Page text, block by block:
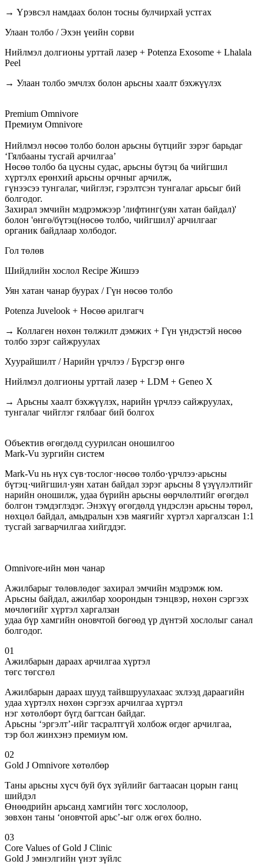
→ Үрэвсэл намдаах болон тосны булчирхай устгах
Улаан толбо / Эхэн үеийн сорви
Нийлмэл долгионы урттай лазер + Potenza Exosome + Lhalala
Peel
→ Улаан толбо эмчлэх болон арьсны хаалт бэхжүүлэх
Premium Omnivore
Премиум Omnivore
Нийлмэл нөсөө толбо болон арьсны бүтцийг зэрэг барьдаг
‘Гялбааны тусгай арчилгаа’
Нөсөө толбо ба цусны судас, арьсны бүтэц ба чийгшил
хүртэлх ерөнхий арьсны орчныг арчилж,
гүнээсээ тунгалаг, чийглэг, гэрэлтсэн тунгалаг арьсыг бий
болгодог.
Захирал эмчийн мэдрэмжээр 'лифтинг(уян хатан байдал)'
болон 'өнгө/бүтэц(нөсөө толбо, чийгшил)' арчилгааг
органик байдлаар холбодог.
Гол төлөв
Шийдлийн хослол Recipe Жишээ
Уян хатан чанар буурах / Гүн нөсөө толбо
Potenza Juvelook + Нөсөө арилгагч
→ Коллаген нөхөн төлжилт дэмжих + Гүн үндэстэй нөсөө
толбо зэрэг сайжруулах
Хуурайшилт / Нарийн үрчлээ / Бүрсгэр өнгө
Нийлмэл долгионы урттай лазер + LDM + Geneo X
→ Арьсны хаалт бэхжүүлэх, нарийн үрчлээ сайжруулах,
тунгалаг чийглэг гялбааг бий болгох
Объектив өгөгдөлд суурилсан оношилгоо
Mark-Vu зургийн систем
Mark-Vu нь нүх сүв·тослог·нөсөө толбо·үрчлээ·арьсны
бүтэц·чийгшил·уян хатан байдал зэрэг арьсны 8 үзүүлэлтийг
нарийн оношилж, удаа бүрийн арьсны өөрчлөлтийг өгөгдөл
болгон тэмдэглэдэг. Энэхүү өгөгдөлд үндэслэн арьсны төрөл,
нөхцөл байдал, амьдралын хэв маягийг хүртэл харгалзсан 1:1
тусгай загварчилгаа хийгддэг.
Omnivore-ийн мөн чанар
Ажилбарыг төлөвлөдөг захирал эмчийн мэдрэмж юм.
Арьсны байдал, ажилбар хоорондын тэнцвэр, нөхөн сэргээх
мөчлөгийг хүртэл харгалзан
удаа бүр хамгийн оновчтой бөгөөд үр дүнтэй хослолыг санал
болгодог.
01
Ажилбарын дараах арчилгаа хүртэл
төгс төгсгөл
Ажилбарын дараах шууд тайвшруулахаас эхлээд дараагийн
удаа хүртэлх нөхөн сэргээх арчилгаа хүртэл
нэг хөтөлбөрт бүгд багтсан байдаг.
Арьсны ‘эргэлт’-ийг тасралтгүй холбож өгдөг арчилгаа,
тэр бол жинхэнэ премиум юм.
02
Gold J Omnivore хөтөлбөр
Таны арьсны хүсч буй бүх зүйлийг багтаасан цорын ганц
шийдэл
Өнөөдрийн арьсанд хамгийн төгс хослолоор,
зөвхөн таны ‘оновчтой арьс’-ыг олж өгөх болно.
03
Core Values of Gold J Clinic
Gold J эмнэлгийн үнэт зүйлс